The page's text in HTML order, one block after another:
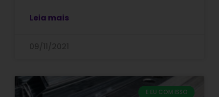
Leia mais
E EU COM ISSO